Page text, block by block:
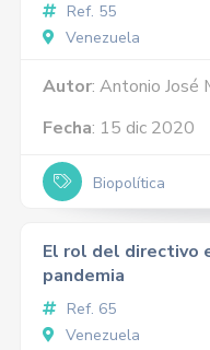
Ref. 55
Venezuela
Autor: Antonio José
Fecha: 15 dic 2020
Biopolítica
El rol del directivo
pandemia
Ref. 65
Venezuela